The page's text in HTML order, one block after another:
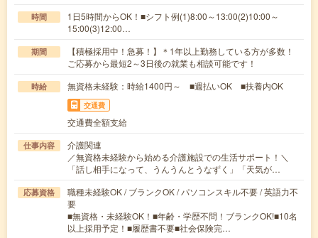
時間
1日5時間からOK！■シフト例(1)8:00～13:00(2)10:00～
15:00(3)12:00…
期間
【積極採用中！急募！】＊1年以上勤務している方が多数！
ご応募から最短2～3日後の就業も相談可能です！
時給 無資格未経験：時給1400円～ ■週払いOK ■扶養内OK
交通費
交通費全額支給
仕事内容
介護関連
／無資格未経験から始める介護施設での生活サポート！＼
「話し相手になって、うんうんとうなずく」「天気が…
応募資格
職種未経験OK / ブランクOK / パソコンスキル不要 / 英語力不
要
■無資格・未経験OK！■年齢・学歴不問！ブランクOK!■10名
以上採用予定！■履歴書不要■社会保険完…